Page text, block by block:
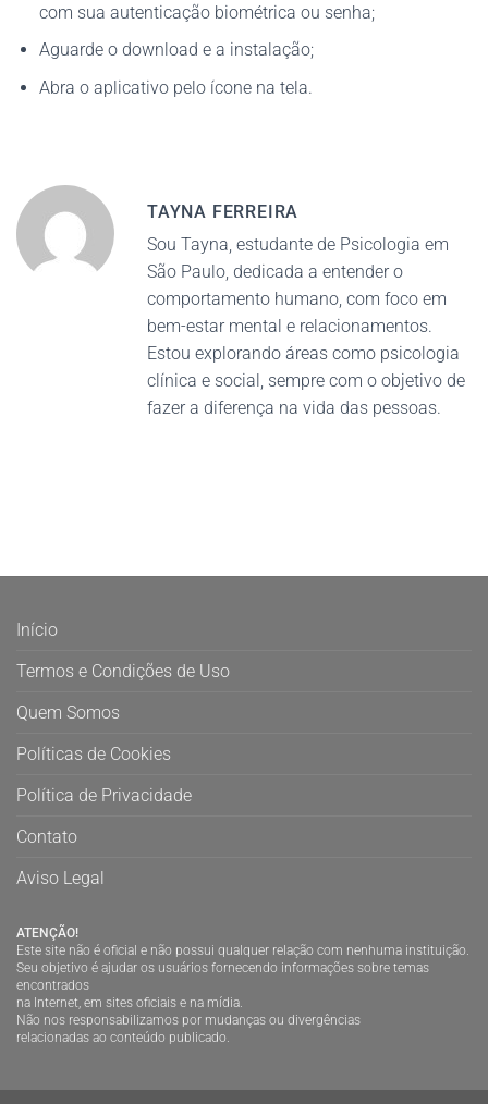
com sua autenticação biométrica ou senha;
Aguarde o download e a instalação;
Abra o aplicativo pelo ícone na tela.
TAYNA FERREIRA
Sou Tayna, estudante de Psicologia em
São Paulo, dedicada a entender o
comportamento humano, com foco em
bem-estar mental e relacionamentos.
Estou explorando áreas como psicologia
clínica e social, sempre com o objetivo de
fazer a diferença na vida das pessoas.
Início
Termos e Condições de Uso
Quem Somos
Políticas de Cookies
Política de Privacidade
Contato
Aviso Legal
ATENÇÃO!
Este site não é oficial e não possui qualquer relação com nenhuma instituição.
Seu objetivo é ajudar os usuários fornecendo informações sobre temas
encontrados
na Internet, em sites oficiais e na mídia.
Não nos responsabilizamos por mudanças ou divergências
relacionadas ao conteúdo publicado.